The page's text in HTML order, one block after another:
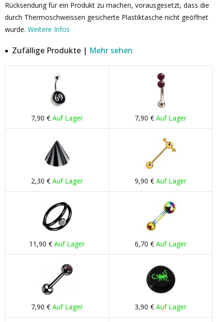
Rücksendung für ein Produkt zu machen, vorausgesetzt, dass die
durch Thermoschweissen gesicherte Plastiktasche nicht geöffnet
wurde. Weitere Infos
Zufällige Produkte | Mehr sehen
7,90 € Auf Lager 7,90 € Auf Lager
2,30 € Auf Lager 9,90 € Auf Lager
11,90 € Auf Lager 6,70 € Auf Lager
7,90 € Auf Lager 3,90 € Auf Lager